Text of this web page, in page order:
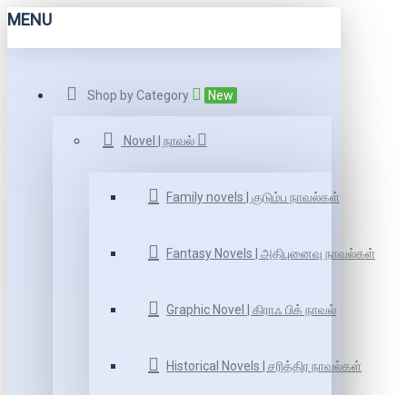
MENU
Shop by Category New
Novel | நாவல்
Family novels | குடும்ப நாவல்கள்
Fantasy Novels | அதிபுனைவு நாவல்கள்
Graphic Novel | கிராஃ பிக் நாவல்
Historical Novels | சரித்திர நாவல்கள்